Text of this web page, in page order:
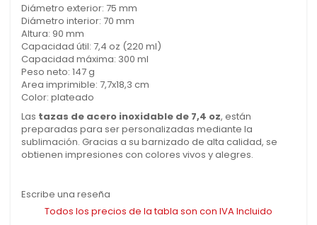
Diámetro exterior: 75 mm
Diámetro interior: 70 mm
Altura: 90 mm
Capacidad útil: 7,4 oz (220 ml)
Capacidad máxima: 300 ml
Peso neto: 147 g
Area imprimible: 7,7x18,3 cm
Color: plateado
Las tazas de acero inoxidable de 7,4 oz, están
preparadas para ser personalizadas mediante la
sublimación. Gracias a su barnizado de alta calidad, se
obtienen impresiones con colores vivos y alegres.
Escribe una reseña
Todos los precios de la tabla son con IVA Incluido